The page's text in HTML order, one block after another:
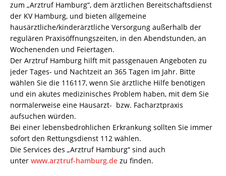
zum „Arztruf Hamburg“, dem ärztlichen Bereitschaftsdienst
der KV Hamburg, und bieten allgemeine
hausärztliche/kinderärztliche Versorgung außerhalb der
regulären Praxisöffnungszeiten, in den Abendstunden, an
Wochenenden und Feiertagen.
Der Arztruf Hamburg hilft mit passgenauen Angeboten zu
jeder Tages- und Nachtzeit an 365 Tagen im Jahr. Bitte
wählen Sie die 116117, wenn Sie ärztliche Hilfe benötigen
und ein akutes medizinisches Problem haben, mit dem Sie
normalerweise eine Hausarzt- bzw. Facharztpraxis
aufsuchen würden.
Bei einer lebensbedrohlichen Erkrankung sollten Sie immer
sofort den Rettungsdienst 112 wählen.
Die Services des „Arztruf Hamburg“ sind auch
unter www.arztruf-hamburg.de zu finden.